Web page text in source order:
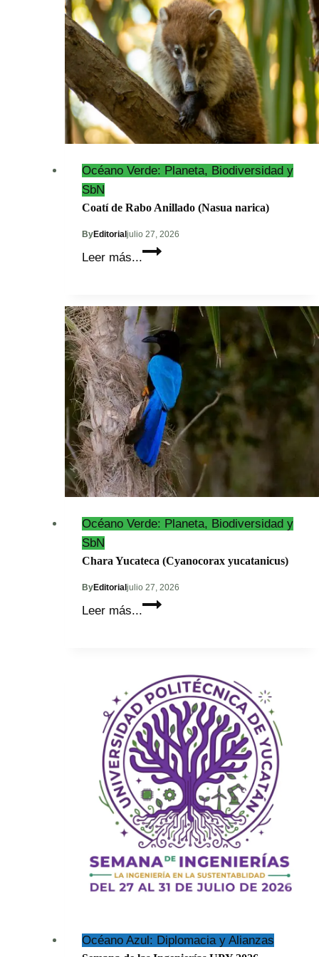
Océano Verde: Planeta, Biodiversidad y
SbN
Coatí de Rabo Anillado (Nasua narica)
ByEditorial julio 27, 2026
Leer más...
Coatí
Anillado
(Nasua
narica)
Océano Verde: Planeta, Biodiversidad y
SbN
Chara Yucateca (Cyanocorax yucatanicus)
ByEditorialjulio 27, 2026
Leer más...
Chara
Océano Azul: Diplomacia y Alianzas